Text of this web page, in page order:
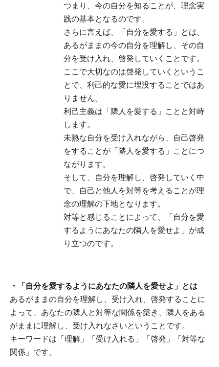
つまり、今の自分を知ることが、理念実
践の基本となるのです。
さらに言えば、「自分を愛する」とは、
あるがままの今の自分を理解し、その自
分を受け入れ、啓発していくことです。
ここで大切なのは啓発していくというこ
とで、利己的な愛に埋没することではあ
りません。
利己主義は「隣人を愛する」ことと対峙
します。
未熟な自分を受け入れながら、自己啓発
をすることが「隣人を愛する」ことにつ
ながります。
そして、自分を理解し、啓発していく中
で、自己と他人を対等を考えることが理
念の理解の下地となります。
対等と感じることによって、「自分を愛
するようにあなたの隣人を愛せよ」が成
り立つのです。
・「自分を愛するようにあなたの隣人を愛せよ」とは
あるがままの自分を理解し、受け入れ、啓発することに
よって、あなたの隣人と対等な関係を築き、隣人をある
がままに理解し、受け入れなさいということです。
キーワードは「理解」「受け入れる」「啓発」「対等な
関係」です。